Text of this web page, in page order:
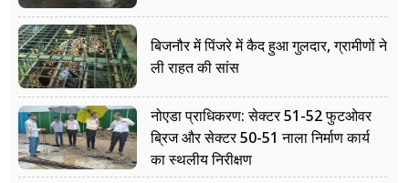
बिजनौर में पिंजरे में कैद हुआ गुलदार, ग्रामीणों ने
ली राहत की सांस
नोएडा प्राधिकरण: सेक्टर 51-52 फुटओवर
ब्रिज और सेक्टर 50-51 नाला निर्माण कार्य
का स्थलीय निरीक्षण